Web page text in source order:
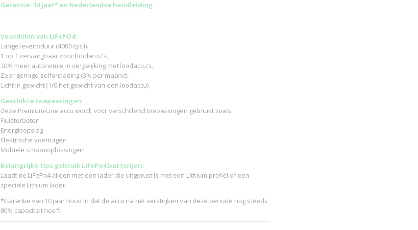
Garantie: 10 jaar* en Nederlandse handleiding
Voordelen van LiFePO4:
Lange levensduur (4000 cycli).
1 op 1 vervangbaar voor loodaccu's.
30% meer autonomie in vergelijking met loodaccu's.
Zeer geringe zelfontlading (3% per maand).
Licht in gewicht (1/6 het gewicht van een loodaccu).
Geschikte toepassingen:
Deze Premium-Line accu wordt voor verschillend toepassingen gebruikt zoals:
Fluisterboten
Energieopslag
Elektrische voertuigen
Mobiele stroomoplossingen
Belangrijke tips gebruik LiFePo4 batterijen:
Laadt de LiFePo4 alleen met een lader die uitgerust is met een Lithium profiel of een
speciale Lithium lader.
*Garantie van 10 jaar houd in dat de accu na het verstrijken van deze periode nog steeds
80% capaciteit heeft.